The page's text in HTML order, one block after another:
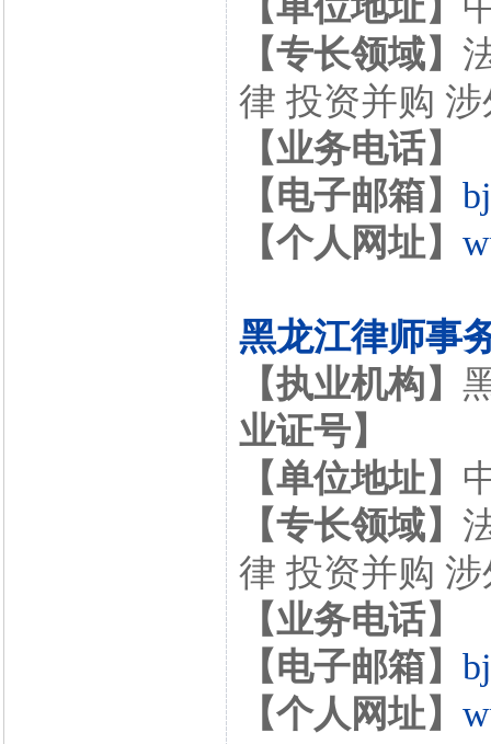
【专长领域】
律 投资并购
【业务电话】
【电子邮箱】
【个人网址】
黑龙江律师事
【执业机构】
业证号】
【单位地址】
【专长领域】
律 投资并购
【业务电话】
【电子邮箱】
【个人网址】